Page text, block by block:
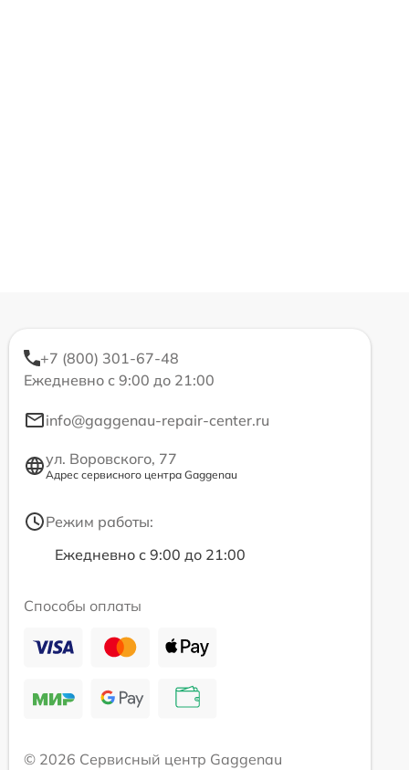
+7 (800) 301-67-48
Ежедневно с 9:00 до 21:00
info@gaggenau-repair-center.ru
ул. Воровского, 77
Адрес сервисного центра Gaggenau
Режим работы:
Ежедневно с 9:00 до 21:00
Способы оплаты
© 2026 Сервисный центр Gaggenau